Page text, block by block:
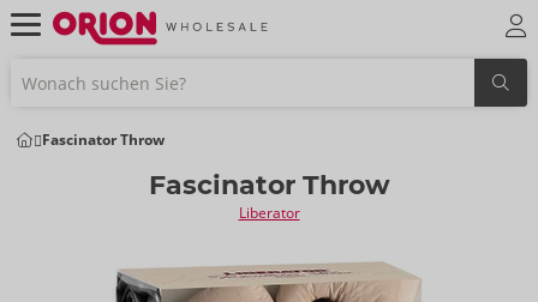
Fascinator Throw
Fascinator Throw
Liberator